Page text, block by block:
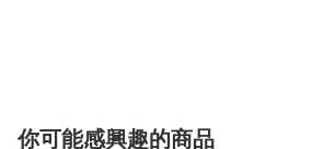
你可能感興趣的商品